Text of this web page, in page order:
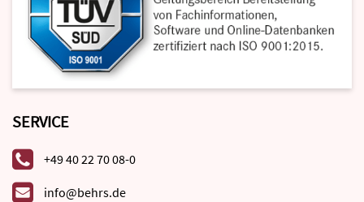
SERVICE
+49 40 22 70 08-0
info@behrs.de